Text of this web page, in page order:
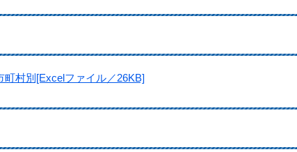
村別[Excelファイル／26KB]